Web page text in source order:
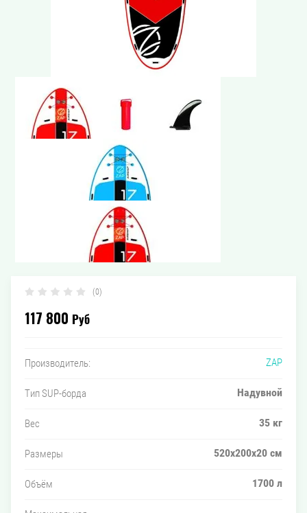
(0)
117 800 Руб
Производитель: ZAP
Тип SUP-борда Надувной
Вес 35 кг
Размеры 520x200x20 см
Объём 1700 л